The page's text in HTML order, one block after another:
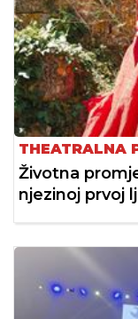
THEATRALNA
Životna
njezinoj prvoj